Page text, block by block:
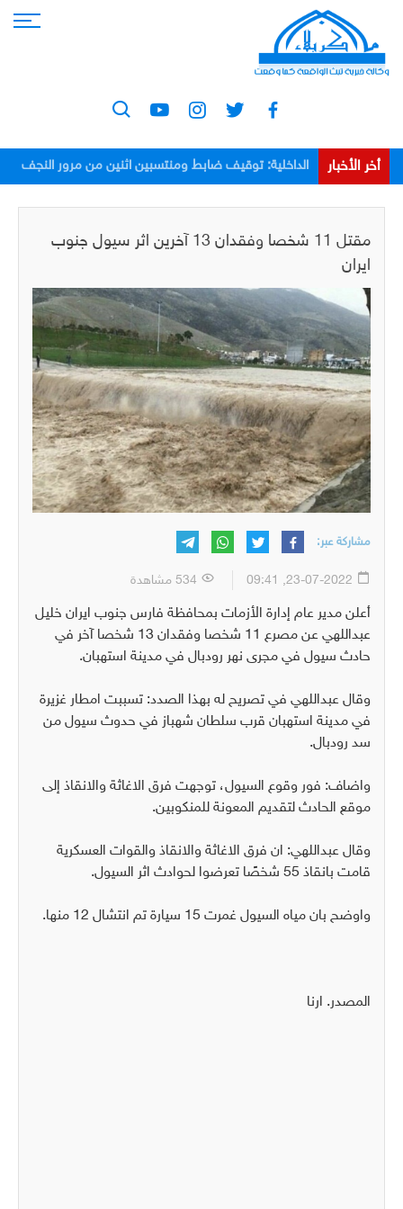
أخر الأخبار
الداخلية: توقيف ضابط ومنتسبين اثنين من مرور النجف
مقتل 11 شخصا وفقدان 13 آخرين اثر سيول جنوب
ايران
مشاركة عبر:
أعلن مدير عام إدارة الأزمات بمحافظة فارس جنوب ايران خليل
عبداللهي عن مصرع 11 شخصا وفقدان 13 شخصا آخر في
حادث سيول في مجرى نهر رودبال في مدينة استهبان.
وقال عبداللهي في تصريح له بهذا الصدد: تسببت امطار غزيرة
في مدينة استهبان قرب سلطان شهباز في حدوث سيول من
سد رودبال.
واضاف: فور وقوع السيول، توجهت فرق الاغاثة والانقاذ إلى
موقع الحادث لتقديم المعونة للمنكوبين.
وقال عبداللهي: ان فرق الاغاثة والانقاذ والقوات العسكرية
قامت بانقاذ 55 شخصًا تعرضوا لحوادث اثر السيول.
واوضح بان مياه السيول غمرت 15 سيارة تم انتشال 12 منها.
المصدر. ارنا